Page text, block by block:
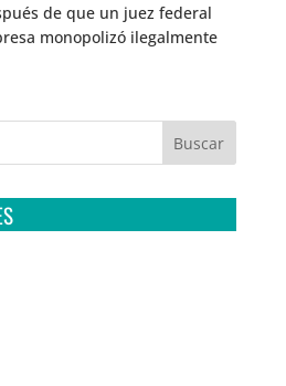
de que un juez federal
monopolizó ilegalmente